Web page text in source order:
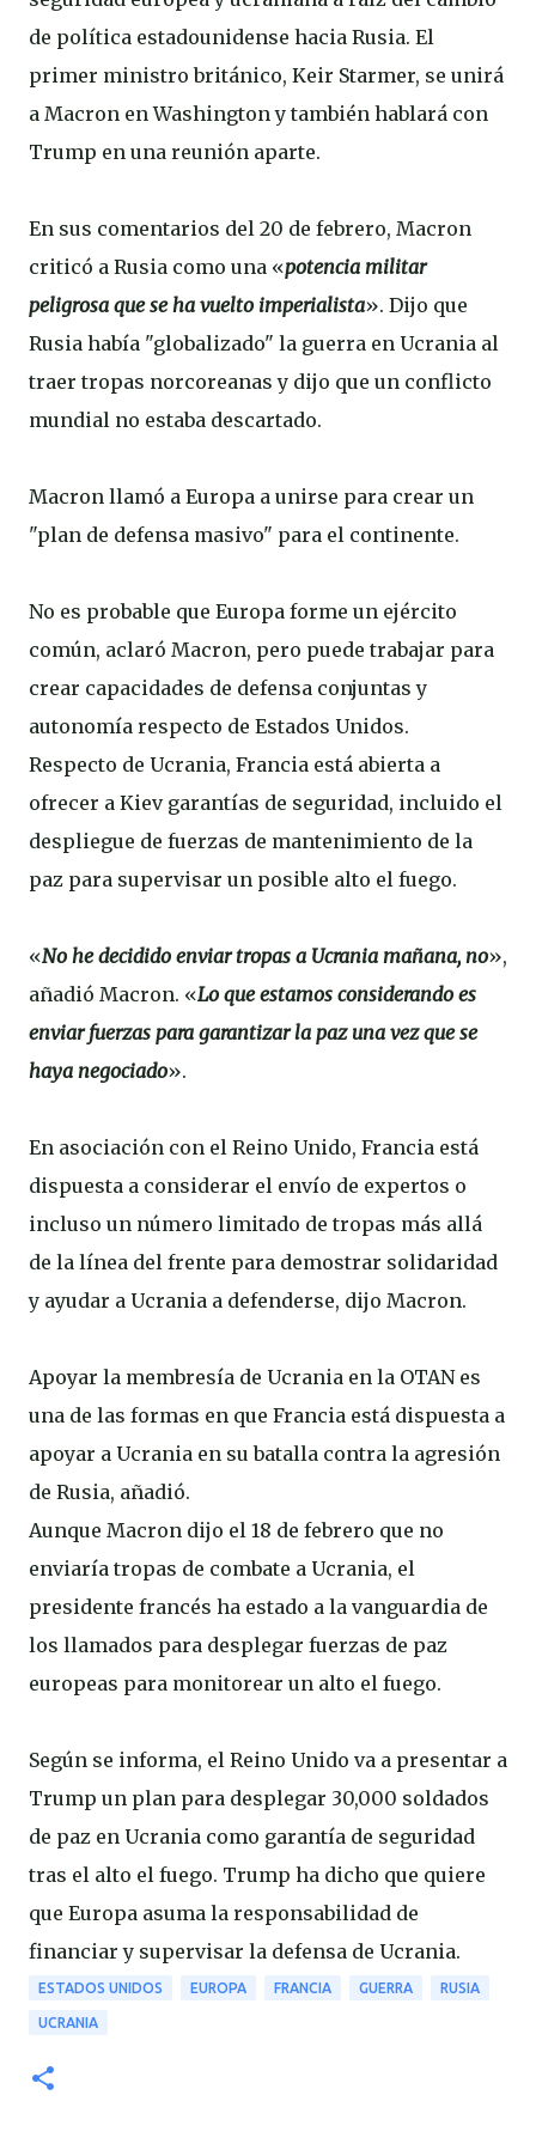
de política estadounidense hacia Rusia. El
primer ministro británico, Keir Starmer, se unirá
a Macron en Washington y también hablará con
Trump en una reunión aparte.
En sus comentarios del 20 de febrero, Macron
criticó a Rusia como una «potencia militar
peligrosa que se ha vuelto imperialista». Dijo que
Rusia había "globalizado" la guerra en Ucrania al
traer tropas norcoreanas y dijo que un conflicto
mundial no estaba descartado.
Macron llamó a Europa a unirse para crear un
"plan de defensa masivo" para el continente.
No es probable que Europa forme un ejército
común, aclaró Macron, pero puede trabajar para
crear capacidades de defensa conjuntas y
autonomía respecto de Estados Unidos.
Respecto de Ucrania, Francia está abierta a
ofrecer a Kiev garantías de seguridad, incluido el
despliegue de fuerzas de mantenimiento de la
paz para supervisar un posible alto el fuego.
«No he decidido enviar tropas a Ucrania mañana, no»,
añadió Macron. «Lo que estamos considerando es
enviar fuerzas para garantizar la paz una vez que se
haya negociado».
En asociación con el Reino Unido, Francia está
dispuesta a considerar el envío de expertos o
incluso un número limitado de tropas más allá
de la línea del frente para demostrar solidaridad
y ayudar a Ucrania a defenderse, dijo Macron.
Apoyar la membresía de Ucrania en la OTAN es
una de las formas en que Francia está dispuesta a
apoyar a Ucrania en su batalla contra la agresión
de Rusia, añadió.
Aunque Macron dijo el 18 de febrero que no
enviaría tropas de combate a Ucrania, el
presidente francés ha estado a la vanguardia de
los llamados para desplegar fuerzas de paz
europeas para monitorear un alto el fuego.
Según se informa, el Reino Unido va a presentar a
Trump un plan para desplegar 30,000 soldados
de paz en Ucrania como garantía de seguridad
tras el alto el fuego. Trump ha dicho que quiere
que Europa asuma la responsabilidad de
financiar y supervisar la defensa de Ucrania.
ESTADOS UNIDOS EUROPA FRANCIA GUERRA RUSIA
UCRANIA